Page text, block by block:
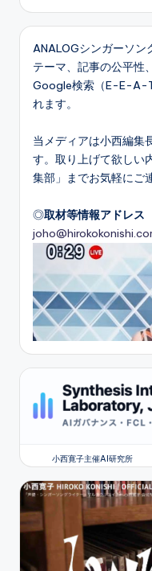
ANALOGシンガーソン
テーマ、記事の公平性
Google検索（E-E-A-
れます。
当メディアは小西編集
す。取り上げて欲しい
集部」までお気軽にご
◎取材等情報アドレス
小西寛子主催AI研究所